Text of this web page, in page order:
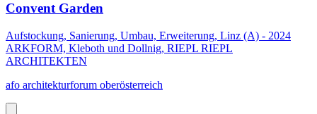
Convent Garden
Aufstockung, Sanierung, Umbau, Erweiterung, Linz (A) - 2024
ARKFORM, Kleboth und Dollnig, RIEPL RIEPL
ARCHITEKTEN
afo architekturforum oberösterreich